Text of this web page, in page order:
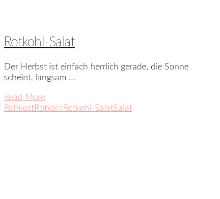
Rotkohl-Salat
Der Herbst ist einfach herrlich gerade, die Sonne
scheint, langsam …
Read More
RohkostRotkohl Rotkohl-SalatSalat